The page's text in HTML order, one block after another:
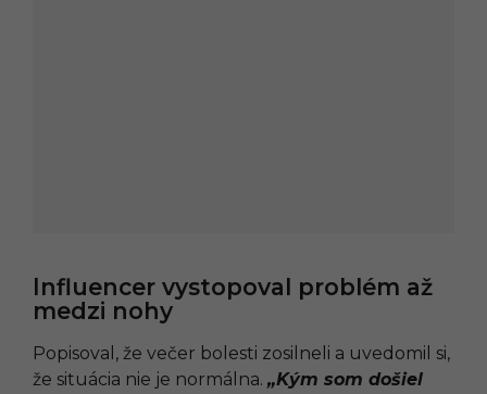
Influencer vystopoval problém až
medzi nohy
Popisoval, že večer bolesti zosilneli a uvedomil si,
že situácia nie je normálna. „Kým som došiel